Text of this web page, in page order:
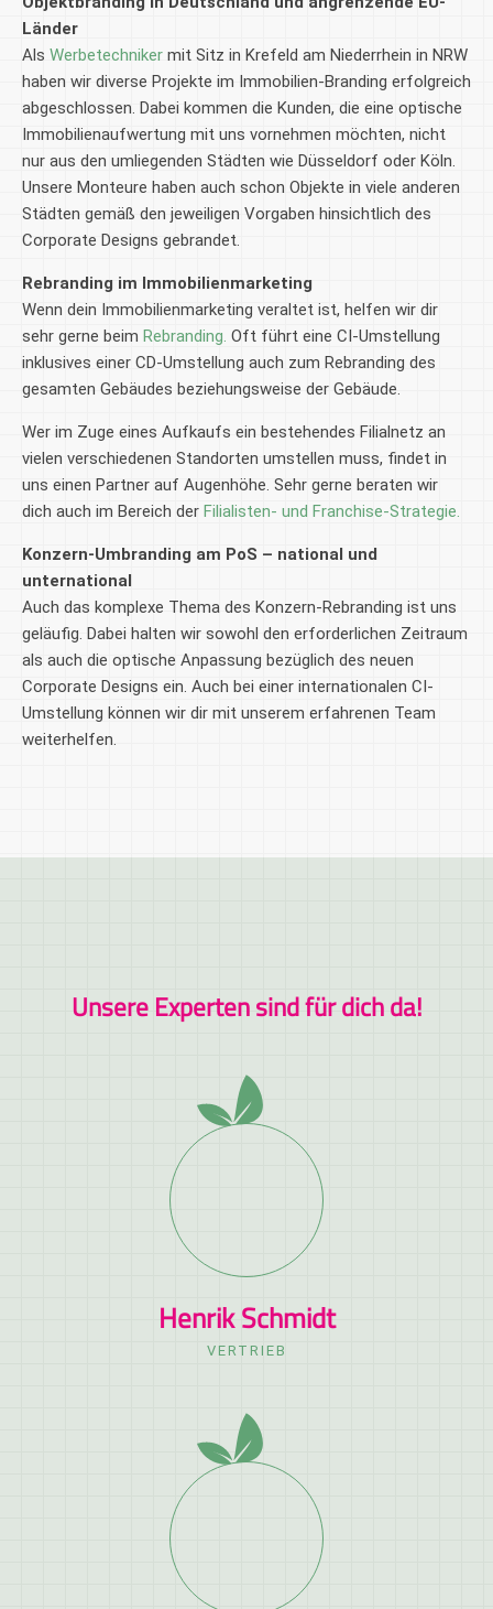
Länder
Als Werbetechniker mit Sitz in Krefeld am Niederrhein in NRW
haben wir diverse Projekte im Immobilien-Branding erfolgreich
abgeschlossen. Dabei kommen die Kunden, die eine optische
Immobilienaufwertung mit uns vornehmen möchten, nicht
nur aus den umliegenden Städten wie Düsseldorf oder Köln.
Unsere Monteure haben auch schon Objekte in viele anderen
Städten gemäß den jeweiligen Vorgaben hinsichtlich des
Corporate Designs gebrandet.
Rebranding im Immobilienmarketing
Wenn dein Immobilienmarketing veraltet ist, helfen wir dir
sehr gerne beim Rebranding. Oft führt eine CI-Umstellung
inklusives einer CD-Umstellung auch zum Rebranding des
gesamten Gebäudes beziehungsweise der Gebäude.
Wer im Zuge eines Aufkaufs ein bestehendes Filialnetz an
vielen verschiedenen Standorten umstellen muss, findet in
uns einen Partner auf Augenhöhe. Sehr gerne beraten wir
dich auch im Bereich der Filialisten- und Franchise-Strategie.
Konzern-Umbranding am PoS – national und
unternational
Auch das komplexe Thema des Konzern-Rebranding ist uns
geläufig. Dabei halten wir sowohl den erforderlichen Zeitraum
als auch die optische Anpassung bezüglich des neuen
Corporate Designs ein. Auch bei einer internationalen CI-
Umstellung können wir dir mit unserem erfahrenen Team
weiterhelfen.
Unsere Experten sind für dich da!
Henrik Schmidt
VERTRIEB